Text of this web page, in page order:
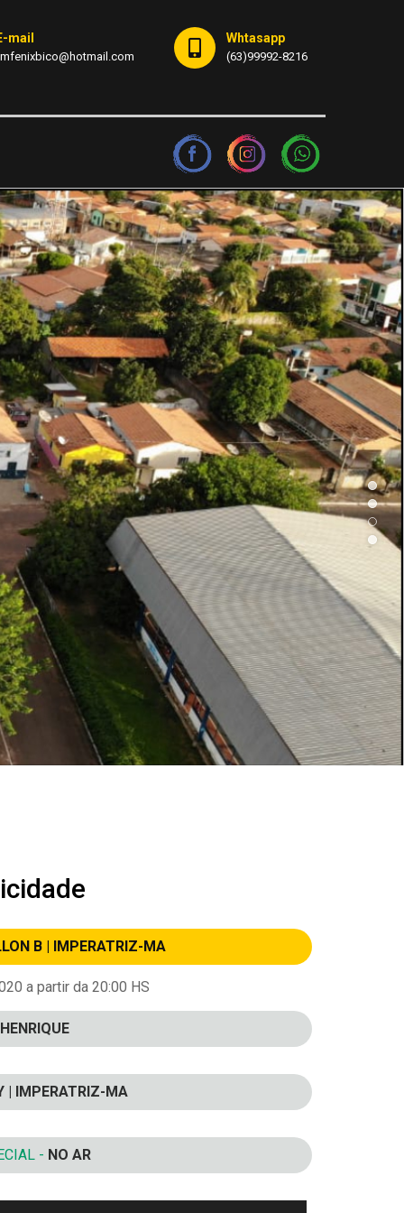
mail Whtasapp
(63)99992-8216
B | IMPERATRIZ-MA
a partir da 20:00 HS
| IMPERATRIZ-MA
- NO AR